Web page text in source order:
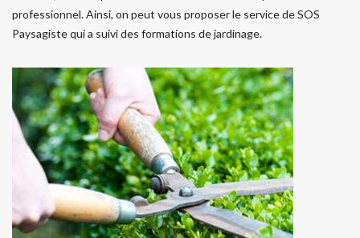
professionnel. Ainsi, on peut vous proposer le service de SOS
Paysagiste qui a suivi des formations de jardinage.